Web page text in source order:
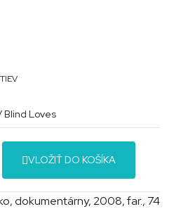
Blind Loves
VLOŽIŤ DO KOŠÍKA
dokumentárny, 2008, far., 74